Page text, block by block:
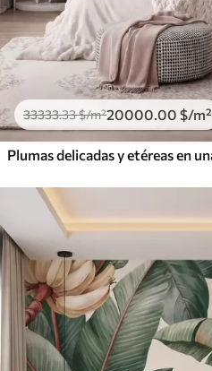
33333.33$/m²20000 .00 $/m²